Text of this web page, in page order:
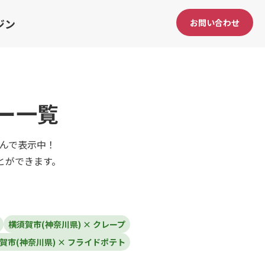
ン お問い合わせ
一覧
で表示中！
できます。
横須賀市(神奈川県) × クレープ
市(神奈川県) × フライドポテト